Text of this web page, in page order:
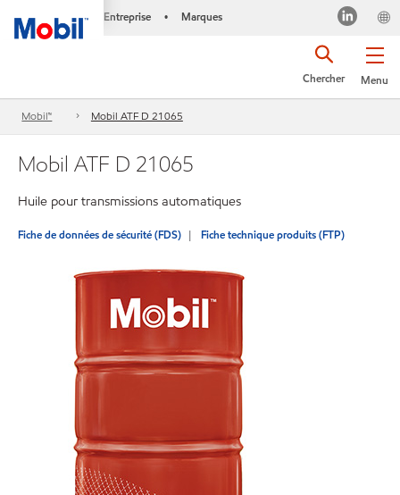
Entreprise • Marques
Menu
Chercher
Mobil™ Mobil ATF D 21065
Mobil ATF D 21065
Huile pour transmissions automatiques
Fiche de données de sécurité (FDS) Fiche technique produits (FTP)